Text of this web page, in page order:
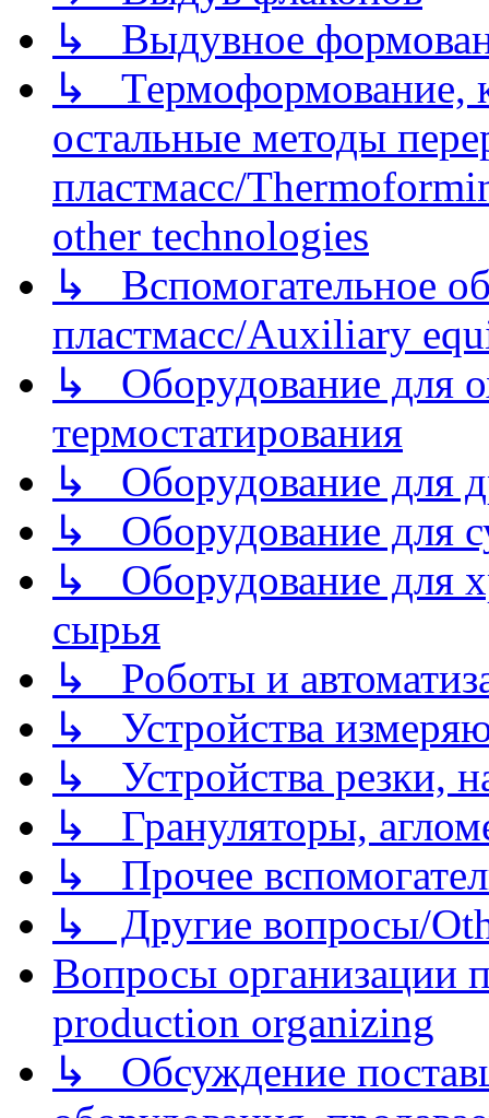
↳ Выдувное
↳ Термоформование,
остальные методы
пластмасс/
other technologies
↳ Вспомогательное
пластмасс/Auxiliary
↳ Оборудование для
термостатирования
↳ Оборудование для
↳ Оборудование для
↳ Оборудование для
сырья
↳ Роботы и
↳ Устройства
↳ Устройства резки,
↳ Грануляторы,
↳ Прочее
↳ Другие вопросы/
Вопросы организации
production organizing
↳ Обсуждение